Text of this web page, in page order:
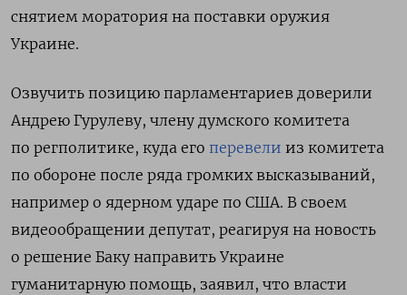
снятием моратория на поставки оружия
Украине.
Озвучить позицию парламентариев доверили
Андрею Гурулеву, члену думского комитета
по регполитике, куда его перевели из комитета
по обороне после ряда громких высказываний,
например о ядерном ударе по США. В своем
видеообращении депутат, реагируя на новость
о решение Баку направить Украине
гуманитарную помощь, заявил, что власти